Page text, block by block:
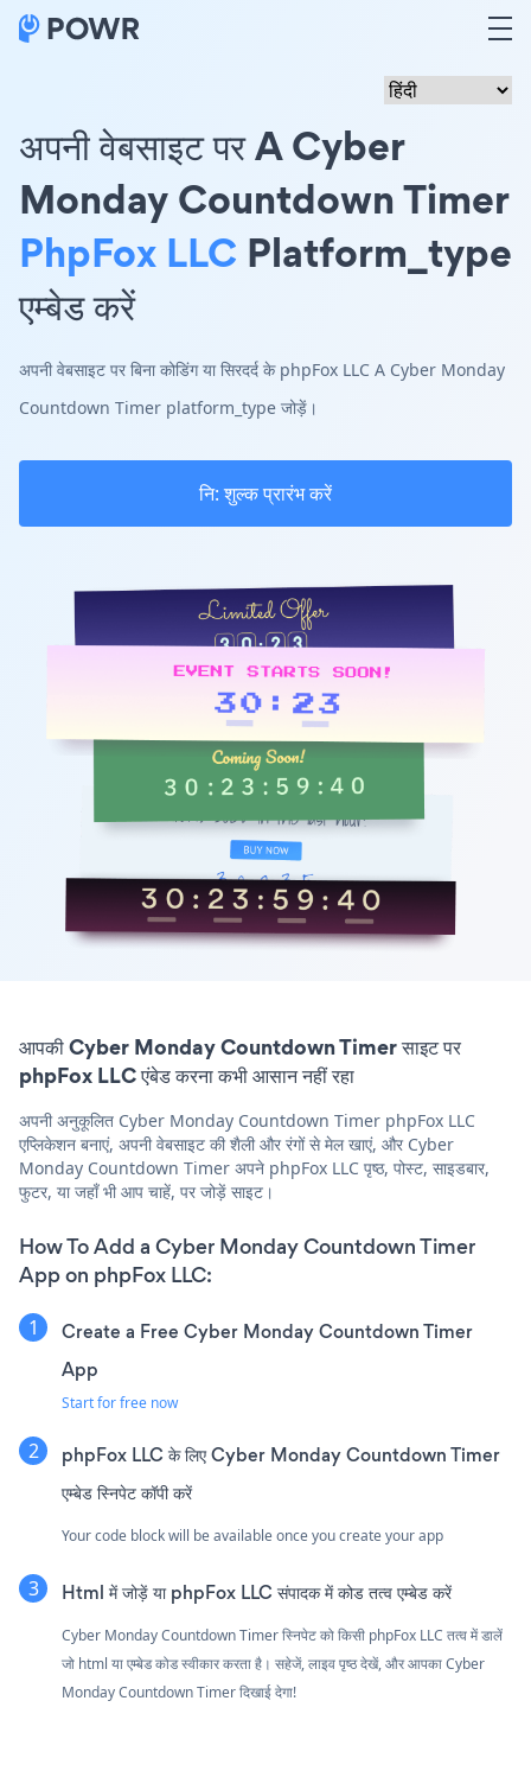
अपनी वेबसाइट पर A Cyber
Monday Countdown Timer
PhpFox LLC Platform_type
एम्बेड करें
अपनी वेबसाइट पर बिना कोडिंग या सिरदर्द के phpFox LLC A Cyber Monday
Countdown Timer platform_type जोड़ें।
नि: शुल्क प्रारंभ करें
आपकी Cyber Monday Countdown Timer साइट पर
phpFox LLC एंबेड करना कभी आसान नहीं रहा
अपनी अनुकूलित Cyber Monday Countdown Timer phpFox LLC
एप्लिकेशन बनाएं, अपनी वेबसाइट की शैली और रंगों से मेल खाएं, और Cyber
Monday Countdown Timer अपने phpFox LLC पृष्ठ, पोस्ट, साइडबार,
फुटर, या जहाँ भी आप चाहें, पर जोड़ें साइट।
How To Add a Cyber Monday Countdown Timer
App on phpFox LLC:
Create a Free Cyber Monday Countdown Timer
App
Start for free now
phpFox LLC के लिए Cyber Monday Countdown Timer
एम्बेड स्निपेट कॉपी करें
Your code block will be available once you create your app
Html में जोड़ें या phpFox LLC संपादक में कोड तत्व एम्बेड करें
Cyber Monday Countdown Timer स्निपेट को किसी phpFox LLC तत्व में डालें
जो html या एम्बेड कोड स्वीकार करता है। सहेजें, लाइव पृष्ठ देखें, और आपका Cyber
Monday Countdown Timer दिखाई देगा!